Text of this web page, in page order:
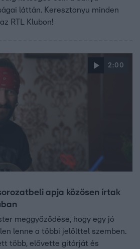
láttán. Keresztanyu minden
RTL Klubon!
2:00
apja közösen írtak
meggyőződése, hogy egy jó
lenne a többi jelölttel szemben.
több, elővette gitárját és